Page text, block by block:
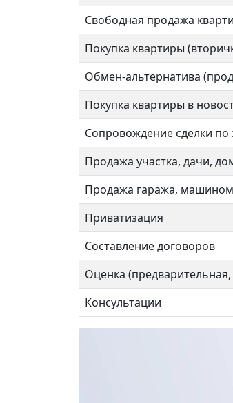
Свободная продажа
Покупка квартиры
Обмен-альтернатива
Покупка квартиры в
Сопровождение сделки
Продажа участка, дачи,
Продажа гаража,
Приватизация
Составление договоров
Оценка
Консультации
Алма-Атинская
1 комнат
42 кв.м.